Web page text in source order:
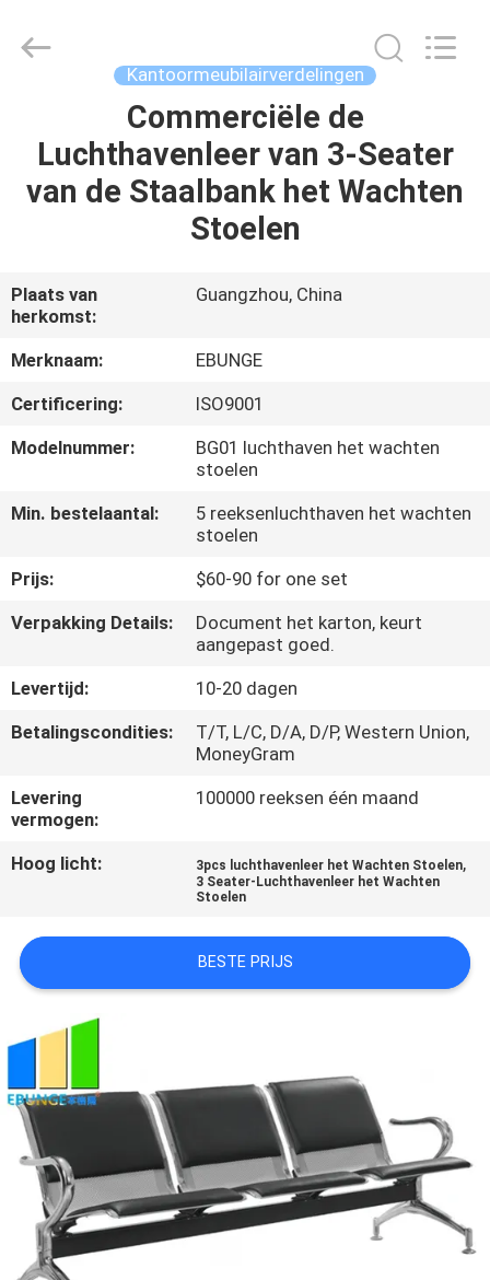
PRODUCTEN
ONS
FABRIEKSREIS
KWALITEITSCONTROLE
CONTACTEER
NIEUWS
VERZOEK
OM
CITAAT
SITEMAP
PRIVACY
POLICY
Material
Industrial
Kantoormeubilairverdelingen
Commerciële de
Luchthavenleer van 3-Seater
van de Staalbank het Wachten
Stoelen
Plaats van
herkomst:
Guangzhou, China
Merknaam:
EBUNGE
Certificering:
ISO9001
Modelnummer:
BG01 luchthaven het wachten
stoelen
Min. bestelaantal:
5 reeksenluchthaven het wachten
stoelen
Prijs:
$60-90 for one set
Verpakking Details:
Document het karton, keurt
aangepast goed.
Levertijd:
10-20 dagen
Betalingscondities:
T/T, L/C, D/A, D/P, Western Union,
MoneyGram
Levering
vermogen:
100000 reeksen één maand
Hoog licht: 3pcs luchthavenleer het Wachten Stoelen,
3 Seater-Luchthavenleer het Wachten
Stoelen
BESTE PRIJS